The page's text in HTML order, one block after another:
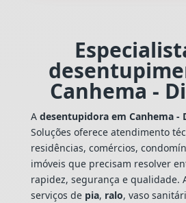
Canhema -
A desentupidora em Canhema -
Soluções oferece atendimento
residências, comércios,
imóveis que precisam resolver
rapidez, segurança e qualidade.
serviços de pia, ralo, vaso